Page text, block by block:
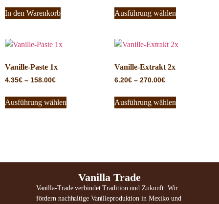
In den Warenkorb Ausführung wählen
Vanille-Paste 1x
4.35€ – 158.00€
Ausführung wählen
Vanille-Extrakt 2x
6.20€ – 270.00€
Ausführung wählen
Vanilla Trade
Vanilla-Trade verbindet Tradition und Zukunft: Wir
fördern nachhaltige Vanilleproduktion in Mexiko und